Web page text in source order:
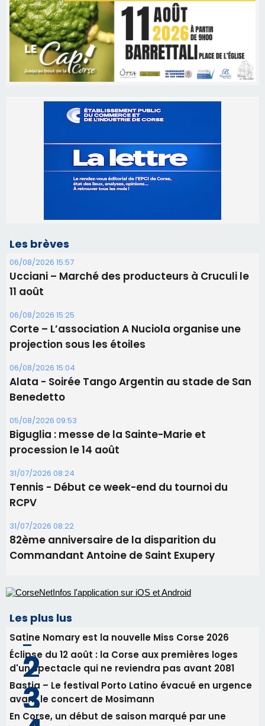
06/08/2026 15:57
Ucciani – Marché des producteurs à Cruculi le
Corte – L’association A Nuciola organise une
projection sous les étoiles
06/08/2026 15:04
Alata - Soirée Tango Argentin au stade de San
Benedetto
05/08/2026 09:53
Biguglia : messe de la Sainte-Marie et
procession le 14 août
31/07/2026 08:24
Tennis - Début ce week-end du tournoi du
RCPV
31/07/2026 08:22
82ème anniversaire de la disparition du
Commandant Antoine de Saint Exupery
Les plus lus
Satine Nomary est la nouvelle Miss Corse 2026
Éclipse du 12 août : la Corse aux premières loges
d'un spectacle qui ne reviendra pas avant 2081
avant le concert de Mosimann
consommation en recul dans les restaurants
La gendarmerie alerte les restaurateurs corses
face à une nouvelle escroquerie au faux vendeur de
vin
Newsletter